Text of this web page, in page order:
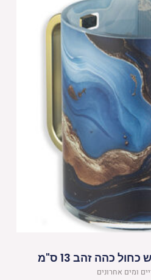
כהה זהב 13 ס"מ
ומים אחרונים